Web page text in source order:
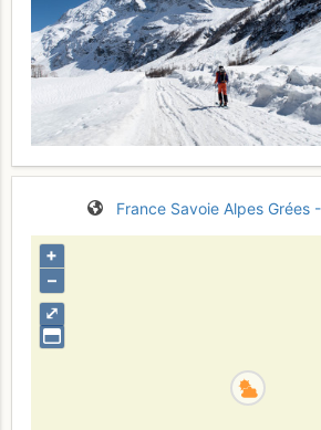
France Savoie Alpes Grées
⤢
+
–